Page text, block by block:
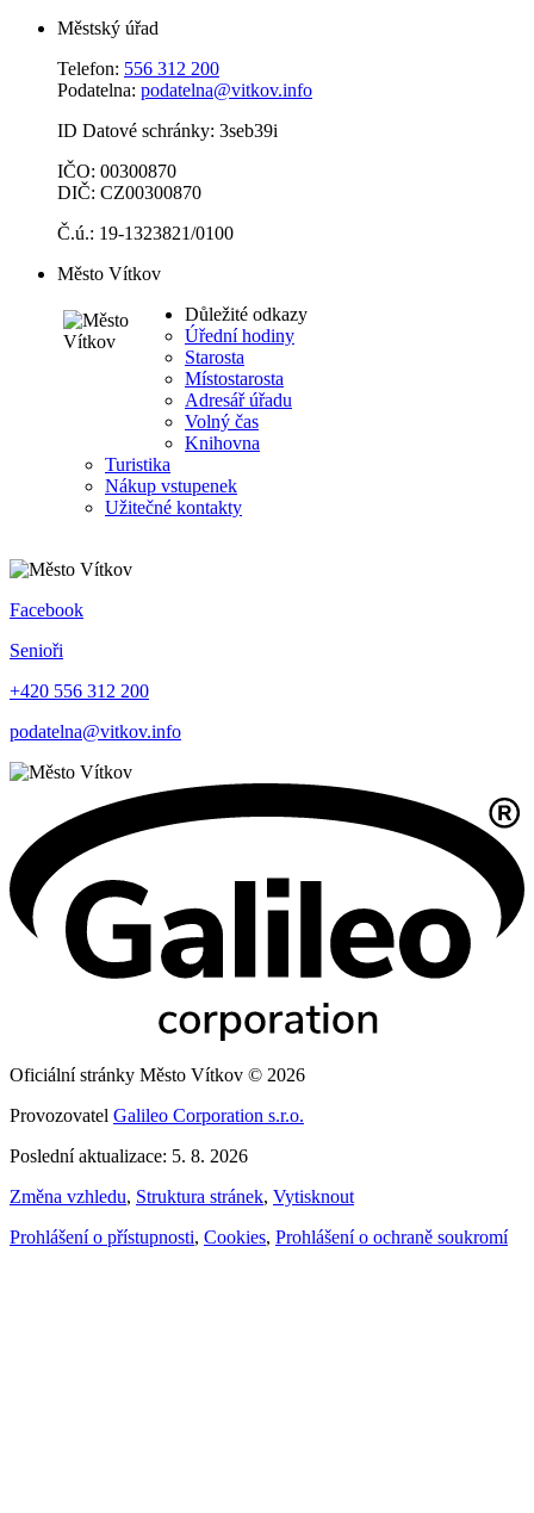
Městský úřad
Telefon: 556 312 200
Podatelna: podatelna@vitkov.info
ID Datové schránky: 3seb39i
IČO: 00300870
DIČ: CZ00300870
Č.ú.: 19-1323821/0100
Město Vítkov
Důležité odkazy
Úřední hodiny
Starosta
Místostarosta
Adresář úřadu
Volný čas
Knihovna
Turistika
Nákup vstupenek
Užitečné kontakty
Facebook
Senioři
+420 556 312 200
podatelna@vitkov.info
Oficiální stránky Město Vítkov © 2026
Provozovatel Galileo Corporation s.r.o.
Poslední aktualizace: 5. 8. 2026
Změna vzhledu, Struktura stránek, Vytisknout
Prohlášení o přístupnosti, Cookies, Prohlášení o ochraně soukromí